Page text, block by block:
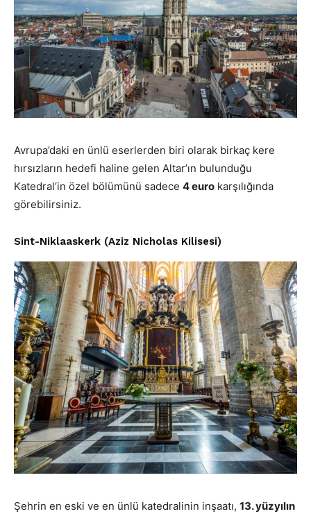
Avrupa’daki en ünlü eserlerden biri olarak birkaç kere
hırsızların hedefi haline gelen Altar’ın bulunduğu
Katedral’in özel bölümünü sadece 4 euro karşılığında
görebilirsiniz.
Sint-Niklaaskerk (Aziz Nicholas Kilisesi)
Şehrin en eski ve en ünlü katedralinin inşaatı, 13. yüzyılın